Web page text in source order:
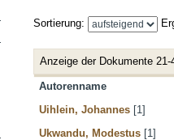
Sortierung:
Anzeige der Dokumente 21-
Autorenname
Uihlein, Johannes [1]
Ukwandu, Modestus [1]